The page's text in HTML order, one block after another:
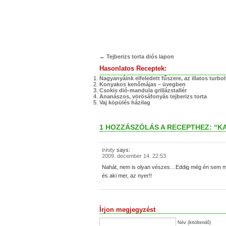
← Tejberizs torta diós lapon
Hasonlatos Receptek:
Nagyanyáink elfeledett fűszere, az illatos
Konyakos kenőmájas – üvegben
Csokis dió-mandula grillázstallér
Ananászos, vörösáfonyás tejberizs torta
Vaj köpülés házilag
1 HOZZÁSZÓLÁS A RECEPTHEZ:
trinity says:
2009. december 14. 22:53
Nahát, nem is olyan vészes…Eddig még én sem
és aki mer, az nyer!!
Írjon megjegyzést
Név (kitöltendő)